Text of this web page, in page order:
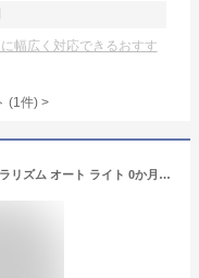
幅広く対応できるおすす
(1件) >
Aprica(アップリカ) ハイローチェア ユラリズム オート ライト 0か月~4歳頃まで 電動スウィングタイプ (メランジグレー) 2138264